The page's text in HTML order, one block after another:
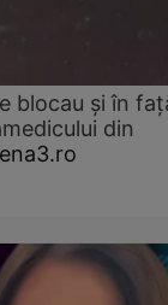
blocau şi în
din